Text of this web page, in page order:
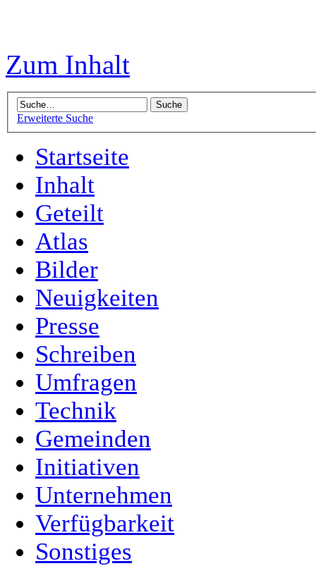
Zum Inhalt
Erweiterte Suche
Startseite
Inhalt
Geteilt
Atlas
Bilder
Neuigkeiten
Presse
Schreiben
Umfragen
Technik
Gemeinden
Initiativen
Unternehmen
Verfügbarkeit
Sonstiges